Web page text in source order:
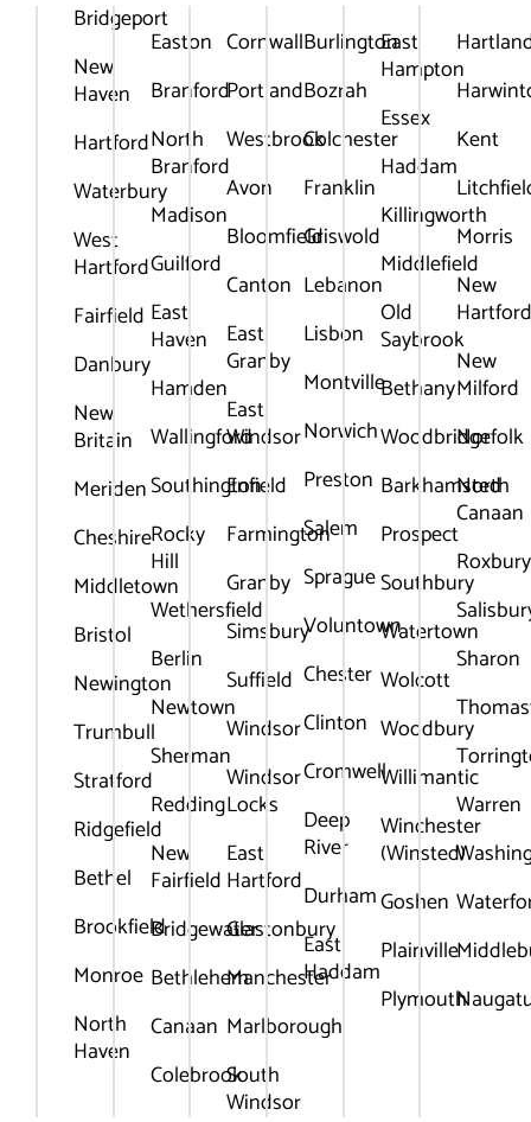
Bridgeport
New
Haven
Hartford
Waterbury
West
Hartford
Fairfield
Danbury
New
Britain
Meriden
Cheshire
Middletown
Bristol
Newington
Trumbull
Stratford
Ridgefield
Bethel
Brookfield
Monroe
North
Haven
Easton
Branford
North
Branford
Madison
Guilford
East
Haven
Hamden
Wallingford
Southington
Rocky
Hill
Wethersfield
Berlin
Newtown
Sherman
Redding
New
Fairfield
Bridgewater
Bethlehem
Canaan
Colebrook
Cornwall
Portland
Westbrook
Avon
Bloomfield
Canton
East
Granby
East
Windsor
Enfield
Farmington
Granby
Simsbury
Suffield
Windsor
Windsor
Locks
East
Hartford
Glastonbury
Manchester
Marlborough
South
Windsor
Burlington
Bozrah
Colchester
Franklin
Griswold
Lebanon
Lisbon
Montville
Norwich
Preston
Salem
Sprague
Voluntown
Chester
Clinton
Cromwell
Deep
River
Durham
East
Haddam
East
Hampton
Essex
Haddam
Killingworth
Middlefield
Old
Saybrook
Bethany
Woodbridge
Barkhamsted
Prospect
Southbury
Watertown
Wolcott
Woodbury
Willimantic
Winchester
(Winsted)
Goshen
Plainville
Plymouth
Kent
Morris
New
New
Milford
Norfolk
North
Canaan
Roxbury
Sharon
Warren